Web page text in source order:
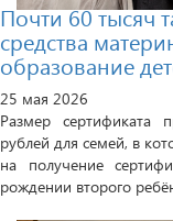
Почти 60 тысяч
средства
образование
25 мая 2026
Размер сертификата
рублей для семей, в
на получение
рождении второго